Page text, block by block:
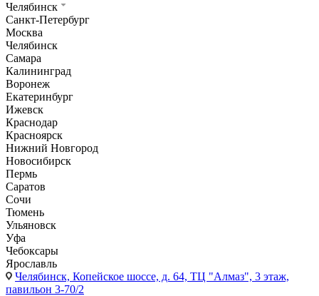
Челябинск
Санкт-Петербург
Москва
Челябинск
Самара
Калининград
Воронеж
Екатеринбург
Ижевск
Краснодар
Красноярск
Нижний Новгород
Новосибирск
Пермь
Саратов
Сочи
Тюмень
Ульяновск
Уфа
Чебоксары
Ярославль
Челябинск, Копейское шоссе, д. 64, ТЦ "Алмаз", 3 этаж,
павильон 3-70/2